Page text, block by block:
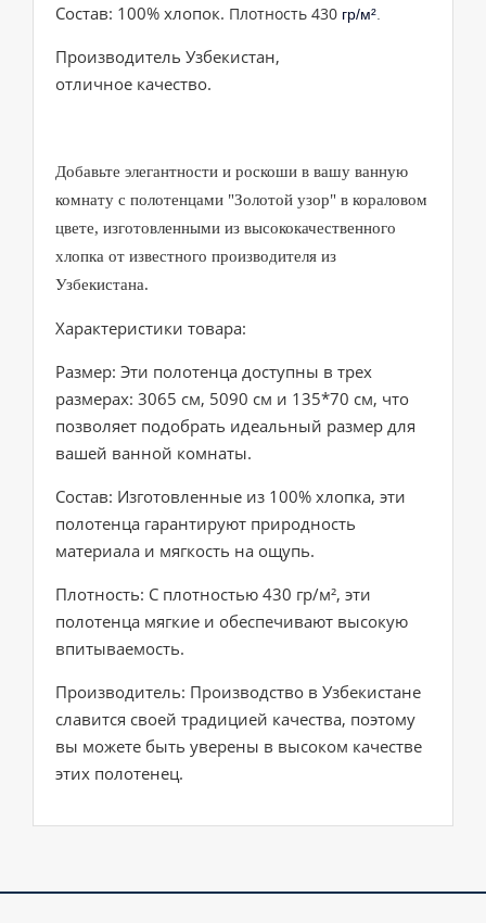
Состав: 100% хлопок. Плотность 430 гр/м²
Производитель Узбекистан,
отличное качество.
Добавьте элегантности и роскоши в вашу ванную
комнату с полотенцами "Золотой узор" в кораловом
цвете, изготовленными из высококачественного
хлопка от известного производителя из
Узбекистана.
Характеристики товара:
Размер: Эти полотенца доступны в трех
размерах: 3065 см, 5090 см и 135*70 см, что
позволяет подобрать идеальный размер для
вашей ванной комнаты.
Состав: Изготовленные из 100% хлопка, эти
полотенца гарантируют природность
материала и мягкость на ощупь.
Плотность: С плотностью 430 гр/м², эти
полотенца мягкие и обеспечивают высокую
впитываемость.
Производитель: Производство в Узбекистане
славится своей традицией качества, поэтому
вы можете быть уверены в высоком качестве
этих полотенец.